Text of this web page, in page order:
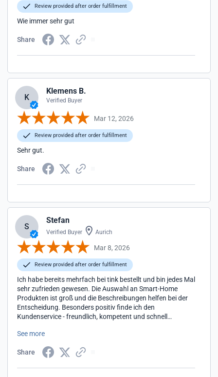
Review provided after order fulfillment
Wie immer sehr gut
Share
K
Klemens B.
Verified Buyer
Mar 12, 2026
Review provided after order fulfillment
Sehr gut.
Share
S
Stefan
Verified Buyer Aurich
Mar 8, 2026
Review provided after order fulfillment
Ich habe bereits mehrfach bei tink bestellt und bin jedes Mal
sehr zufrieden gewesen. Die Auswahl an Smart-Home
Produkten ist groß und die Beschreibungen helfen bei der
Entscheidung. Besonders positiv finde ich den
Kundenservice - freundlich, kompetent und schnell
Lieferung und Abwicklung liefen ebenfalls problemlos.
See more
Share